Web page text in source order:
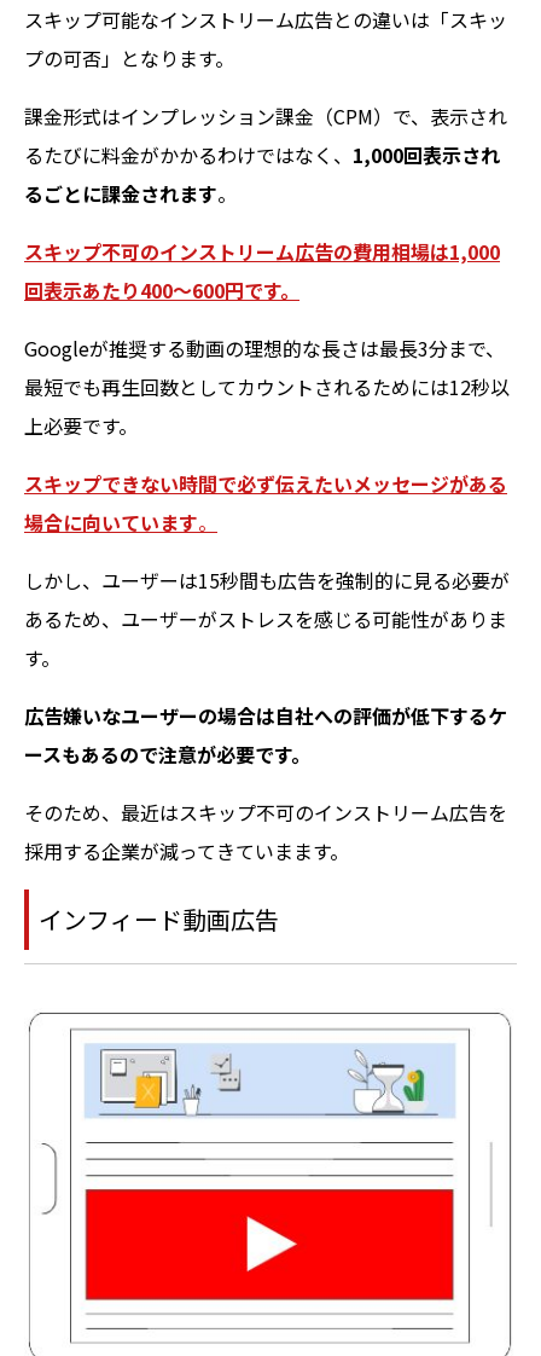
スキップ可能なインストリーム広告との違いは「スキッ
プの可否」となります。
課金形式はインプレッション課金（CPM）で、表示され
るたびに料金がかかるわけではなく、 1,000回表示され
るごとに課金されます。
スキップ不可のインストリーム広告の費用相場は1,000
回表示あたり400〜600円です。
Googleが推奨する動画の理想的な長さは最長3分まで、
最短でも再生回数としてカウントされるためには12秒以
上必要です。
スキップできない時間で必ず伝えたいメッセージがある
場合に向いています。
しかし、ユーザーは15秒間も広告を強制的に見る必要が
あるため、ユーザーがストレスを感じる可能性がありま
す。
広告嫌いなユーザーの場合は自社への評価が低下するケ
ースもあるので注意が必要です。
そのため、最近はスキップ不可のインストリーム広告を
採用する企業が減ってきていまます。
インフィード動画広告